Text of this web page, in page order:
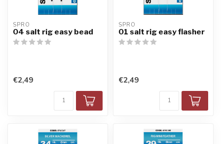
SPRO
04 salt rig easy bead
€2,49
SPRO
01 salt rig easy flasher
€2,49